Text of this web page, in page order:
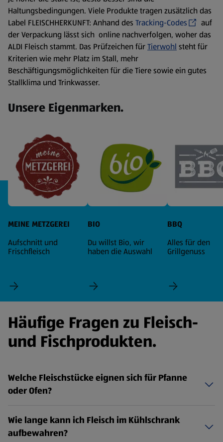
Haltungsbedingungen. Viele Produkte tragen zusätzlich das
Label FLEISCHHERKUNFT: Anhand des Tracking-Codes
auf
der Verpackung lässt sich online nachverfolgen, woher das
ALDI Fleisch stammt. Das Prüfzeichen fürTierwohl steht für
Kriterien wie mehr Platz im Stall, mehr
Beschäftigungsmöglichkeiten für die Tiere sowie ein gutes
Stallklima und Trinkwasser.
Unsere Eigenmarken.
MEINE METZGEREI
Aufschnitt und
Frischfleisch
BIO
Du willst Bio, wir
haben die Auswahl
BBQ
Alles für den
Grillgenuss
Häufige Fragen zu Fleisch-
und Fischprodukten.
Welche Fleischstücke eignen sich für Pfanne
oder Ofen?
Wie lange kann ich Fleisch im Kühlschrank
aufbewahren?